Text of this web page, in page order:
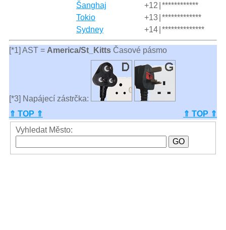
Šanghaj
+12 ************
Tokio
+13 *************
Sydney
+14 **************
[*1] AST = America/St_KittsČasové pásmo
[*3] Napájecí zástrčka:
⇑ TOP ⇑
⇑ TOP ⇑
Vyhledat Město: